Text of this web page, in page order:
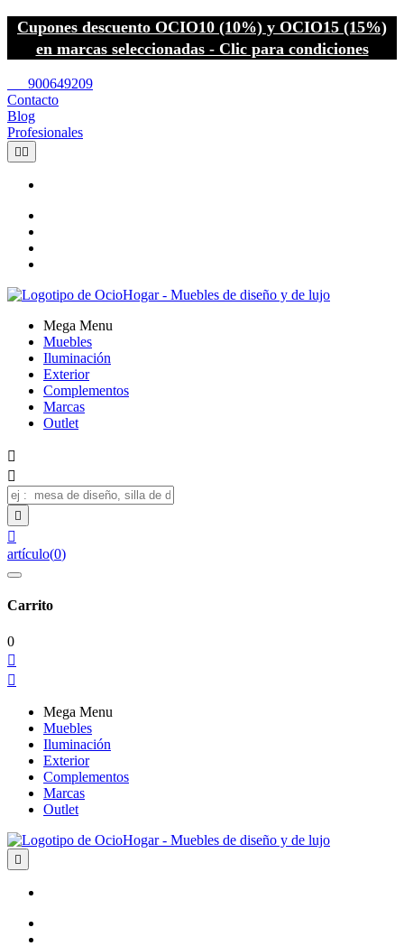
Cupones descuento OCIO10 (10%) y OCIO15 (15%)
en marcas seleccionadas - Clic para condiciones
900649209
Contacto
Blog
Profesionales
 
Mega Menu
Muebles
Iluminación
Exterior
Complementos
Marcas
Outlet




artículo(0)
Carrito
0


Mega Menu
Muebles
Iluminación
Exterior
Complementos
Marcas
Outlet
